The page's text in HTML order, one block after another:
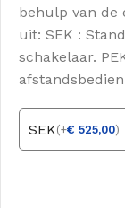
behulp van de
uit: SEK :
schakelaar.
SEK(+€ 525,00)